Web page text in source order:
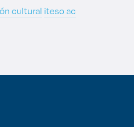
cultural iteso ac